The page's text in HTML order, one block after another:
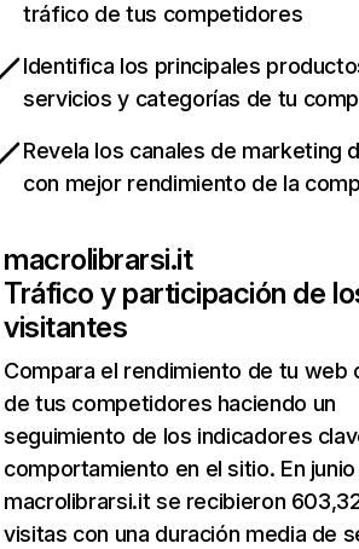
tráfico de tus competidores
Identifica los principales
servicios y categorías de tu
Revela los canales de marketing
con mejor rendimiento de la
macrolibrarsi.it
Tráfico y participación de
visitantes
Compara el rendimiento de tu web
de tus competidores haciendo un
seguimiento de los indicadores
comportamiento en el sitio. En junio
macrolibrarsi.it se recibieron
visitas con una duración media de